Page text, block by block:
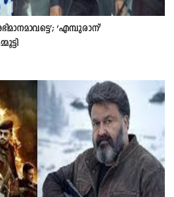
‘എമ്പുരാന്’